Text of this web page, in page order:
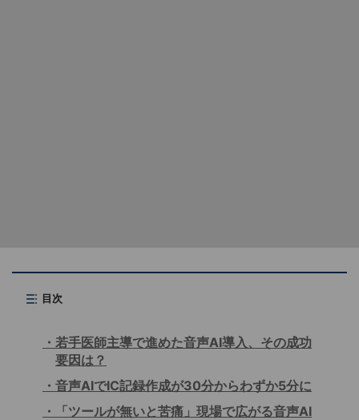
目次
若手医師主導で進めた音声AI導入、その成功
要因は？
音声AIでIC記録作成が30分からわずか5分に
「ツールが無いと苦痛」現場で広がる音声AI